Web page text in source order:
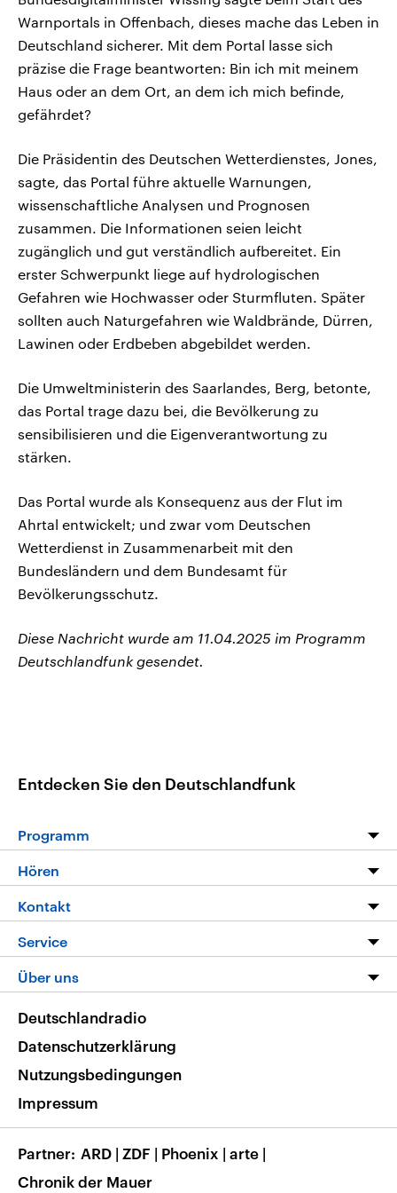
Warnportals in Offenbach, dieses mache das Leben in
Deutschland sicherer. Mit dem Portal lasse sich
präzise die Frage beantworten: Bin ich mit meinem
Haus oder an dem Ort, an dem ich mich befinde,
gefährdet?
Die Präsidentin des Deutschen Wetterdienstes, Jones,
sagte, das Portal führe aktuelle Warnungen,
wissenschaftliche Analysen und Prognosen
zusammen. Die Informationen seien leicht
zugänglich und gut verständlich aufbereitet. Ein
erster Schwerpunkt liege auf hydrologischen
Gefahren wie Hochwasser oder Sturmfluten. Später
sollten auch Naturgefahren wie Waldbrände, Dürren,
Lawinen oder Erdbeben abgebildet werden.
Die Umweltministerin des Saarlandes, Berg, betonte,
das Portal trage dazu bei, die Bevölkerung zu
sensibilisieren und die Eigenverantwortung zu
stärken.
Das Portal wurde als Konsequenz aus der Flut im
Ahrtal entwickelt; und zwar vom Deutschen
Wetterdienst in Zusammenarbeit mit den
Bundesländern und dem Bundesamt für
Bevölkerungsschutz.
Diese Nachricht wurde am 11.04.2025 im Programm
Deutschlandfunk gesendet.
Entdecken Sie den Deutschlandfunk
Programm
Programm
Die Nachrichten
Nachrichtenleicht
Neue Beiträge auf dlf.de
Hören
Livestream
Podcasts
Deutschlandfunk App
Nachrichten App
Frequenzen
Kontakt
Hörerservice
Service
FAQ
Veranstaltungen
Musikliste
RSS
Über uns
Barrierefreiheit
Deutschlandradio
Datenschutzerklärung
Nutzungsbedingungen
Impressum
Partner ARD | ZDF | Phoenix | arte |
Chronik der Mauer